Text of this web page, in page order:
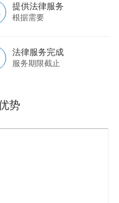
提供法律服务
根据需要
法律服务完成
服务期限截止
势